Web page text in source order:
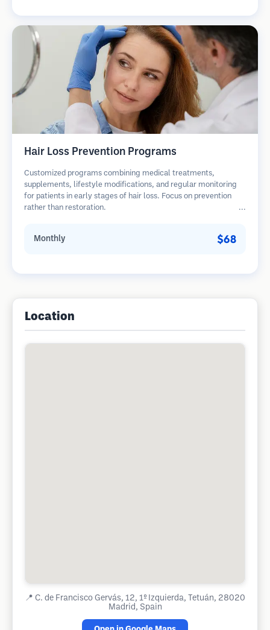
Hair Loss Prevention Programs
Customized programs combining medical treatments,
supplements, lifestyle modifications, and regular monitoring
for patients in early stages of hair loss. Focus on prevention
rather than restoration.
Monthly $68
Location
📍 C. de Francisco Gervás, 12, 1º Izquierda, Tetuán, 28020
Madrid, Spain